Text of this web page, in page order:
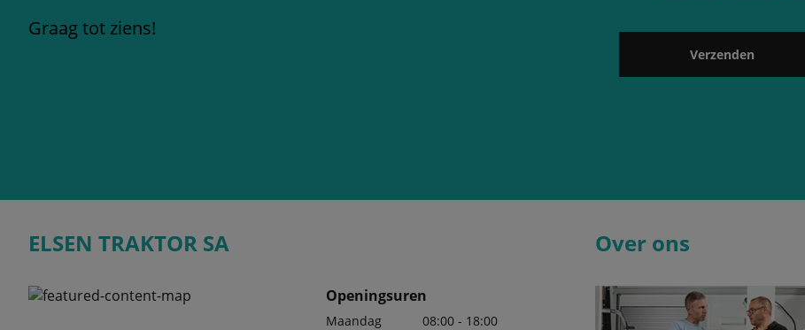
Graag tot ziens!
Verzenden
ELSEN TRAKTOR SA
Openingsuren
Maandag
08:00 - 18:00
Over ons